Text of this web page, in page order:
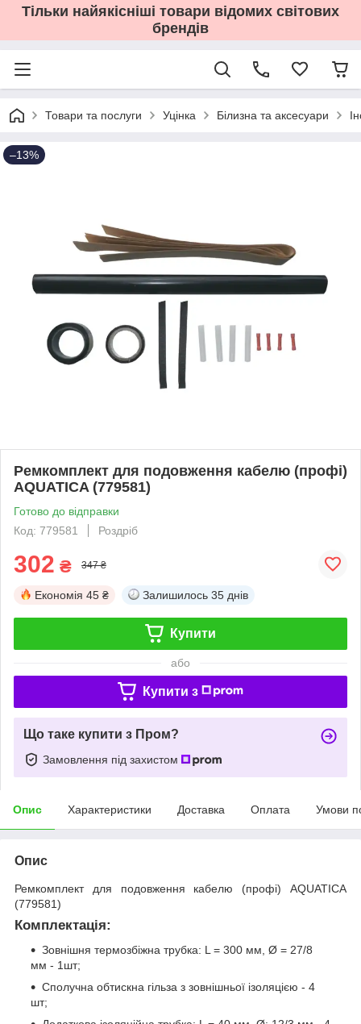
Тільки найякісніші товари відомих світових
брендів
Товари та послуги Уцінка Білизна та аксесуари
–13%
Ремкомплект для подовження кабелю (профі)
AQUATICA (779581)
Готово до відправки
Код: 779581
Роздріб
302 ₴ 347 ₴
Економія 45 ₴ Залишилось 35 днів
Купити
або
Купити з
Що таке купити з Пром?
Замовлення під захистом
Опис Характеристики Доставка Оплата Умови
Опис
Ремкомплект для подовження кабелю (профі) AQUATICA
(779581)
Комплектація:
Зовнішня термозбіжна трубка: L = 300 мм, Ø = 27/8
мм - 1шт;
Сполучна обтискна гільза з зовнішньої ізоляцією - 4
шт;